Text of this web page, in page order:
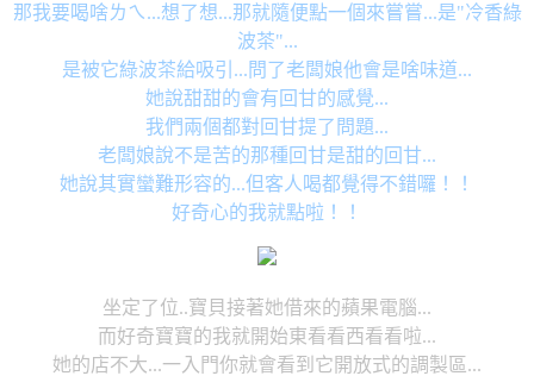
那我要喝啥ㄌㄟ...想了想...那就隨便點一個來嘗嘗...是"冷香綠
波茶"...
是被它綠波茶給吸引...問了老闆娘他會是啥味道...
她說甜甜的會有回甘的感覺...
我們兩個都對回甘提了問題...
老闆娘說不是苦的那種回甘是甜的回甘...
她說其實蠻難形容的...但客人喝都覺得不錯囉！！
好奇心的我就點啦！！
坐定了位..寶貝接著她借來的蘋果電腦...
而好奇寶寶的我就開始東看看西看看啦...
她的店不大...一入門你就會看到它開放式的調製區...